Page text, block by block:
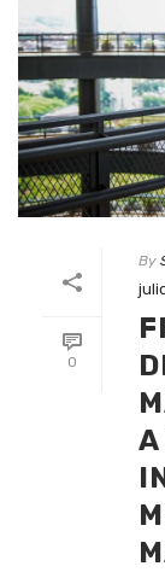
0
By